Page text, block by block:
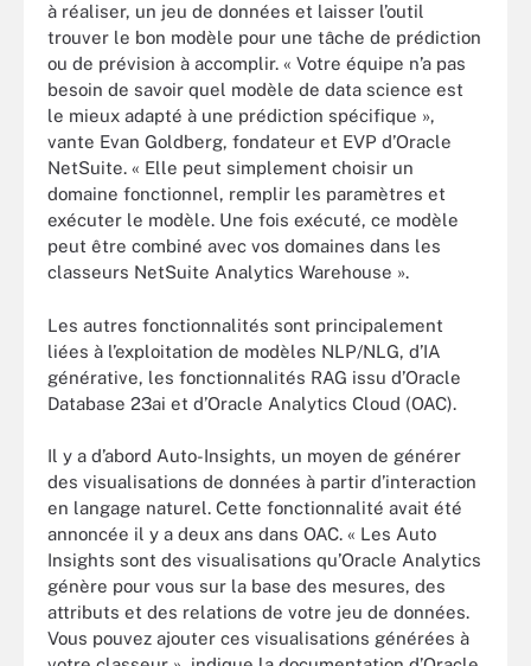
à réaliser, un jeu de données et laisser l’outil
trouver le bon modèle pour une tâche de prédiction
ou de prévision à accomplir. « Votre équipe n’a pas
besoin de savoir quel modèle de data science est
le mieux adapté à une prédiction spécifique »,
vante Evan Goldberg, fondateur et EVP d’Oracle
NetSuite. « Elle peut simplement choisir un
domaine fonctionnel, remplir les paramètres et
exécuter le modèle. Une fois exécuté, ce modèle
peut être combiné avec vos domaines dans les
classeurs NetSuite Analytics Warehouse ».
Les autres fonctionnalités sont principalement
liées à l’exploitation de modèles NLP/NLG, d’IA
générative, les fonctionnalités RAG issu d’Oracle
Database 23ai et d’Oracle Analytics Cloud (OAC).
Il y a d’abord Auto-Insights, un moyen de générer
des visualisations de données à partir d’interaction
en langage naturel. Cette fonctionnalité avait été
annoncée il y a deux ans dans OAC. « Les Auto
Insights sont des visualisations qu’Oracle Analytics
génère pour vous sur la base des mesures, des
attributs et des relations de votre jeu de données.
Vous pouvez ajouter ces visualisations générées à